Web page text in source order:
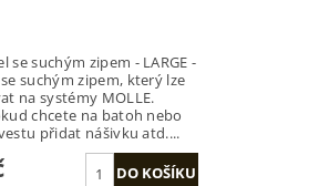
se suchým zipem - LARGE -
suchým zipem, který lze
na systémy MOLLE.
chcete na batoh nebo
přidat nášivku atd....